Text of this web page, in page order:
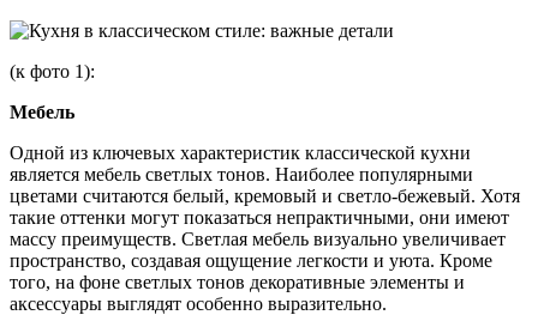
(к фото 1):
Мебель
Одной из ключевых характеристик классической кухни
является мебель светлых тонов. Наиболее популярными
цветами считаются белый, кремовый и светло-бежевый. Хотя
такие оттенки могут показаться непрактичными, они имеют
массу преимуществ. Светлая мебель визуально увеличивает
пространство, создавая ощущение легкости и уюта. Кроме
того, на фоне светлых тонов декоративные элементы и
аксессуары выглядят особенно выразительно.